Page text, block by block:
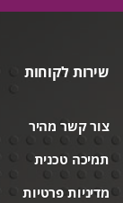
שירות לקוחות
צור קשר מהיר
תמיכה טכנית
מדיניות פרטיות